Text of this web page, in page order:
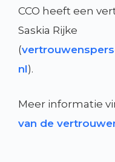
CCO heeft een
Saskia Rijke
(
nl).
Meer informatie
van de